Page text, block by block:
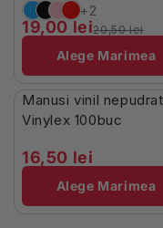
100buc
+2
19,00 lei20,50 lei
Alege Marimea
Manusi vinil
Vinylex 100buc
16,50 lei
Alege Marimea